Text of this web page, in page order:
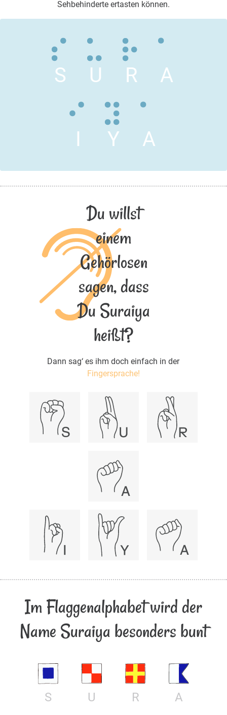
Sehbehinderte ertasten können.
S U R A
I Y A
Du willst
einem
Gehörlosen
sagen, dass
Du Suraiya
heißt?
Dann sag‘ es ihm doch einfach in der
Fingersprache!
Im Flaggenalphabet wird der
Name Suraiya besonders bunt
S U R A